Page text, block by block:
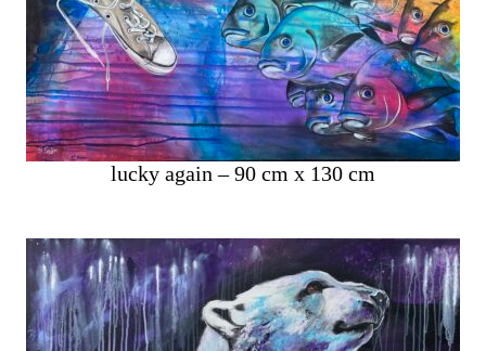
lucky again – 90 cm x 130 cm